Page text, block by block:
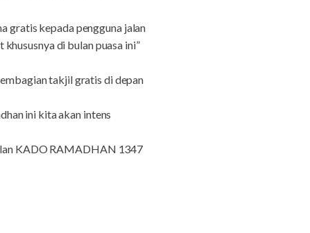
gratis kepada pengguna jalan
di bulan puasa ini”
takjil gratis di depan
ini kita akan intens
KADO RAMADHAN 1347